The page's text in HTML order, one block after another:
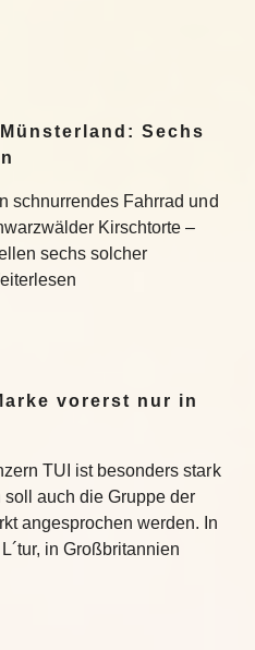
Sechs
schnurrendes Fahrrad und
Kirschtorte –
sechs solcher
vorerst nur in
TUI ist besonders stark
auch die Gruppe der
angesprochen werden. In
in Großbritannien